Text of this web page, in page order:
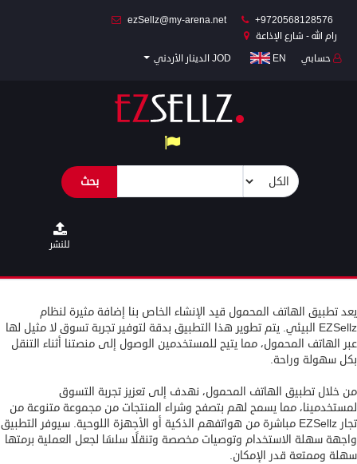
+9720568128576
ezSellz@my-arena.net
رام الله - شارع الإذاعة
حسابي
EN JOD الدينار الأردني
بحث
للنشر
المكتب/المنزل
الذكية
وإكسسواراتها
العقارات
الوظائف
والعطاءات
يعد تطبيق الهاتف المحمول قيد الإنشاء الخاص بنا إضافة مثيرة لنظام
EZSellz البيئي. يتم تطوير هذا التطبيق بدقة لتوفير تجربة تسوق لا مثيل لها
عبر الهاتف المحمول، مما يتيح للمستخدمين الوصول إلى منصتنا أثناء التنقل
بكل سهولة وراحة.
من خلال تطبيق الهاتف المحمول، نهدف إلى تعزيز تجربة التسوق
لمستخدمينا، مما يسمح لهم بتصفح وشراء المنتجات من مجموعة متنوعة من
تجار EZSellz مباشرة من هواتفهم الذكية أو الأجهزة اللوحية. سيوفر التطبيق
واجهة سهلة الاستخدام وتوصيات مخصصة وتنقلًا سلسًا لجعل العملية برمتها
سهلة وممتعة قدر الإمكان.